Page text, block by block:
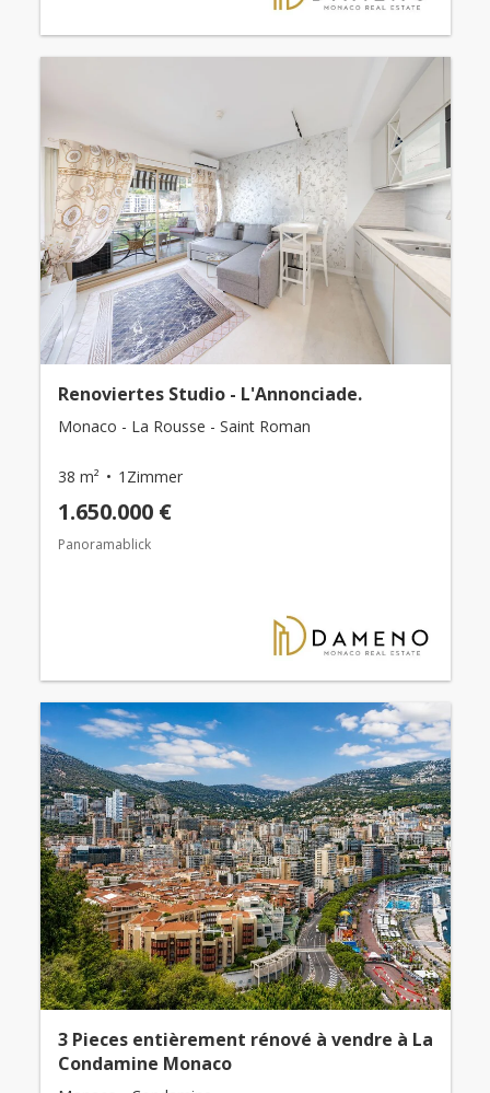
Renoviertes Studio - L'Annonciade.
Monaco - La Rousse - Saint Roman
38 m² 1Zimmer
1.650.000 €
Panoramablick
3 Pieces entièrement rénové à vendre à La
Condamine Monaco